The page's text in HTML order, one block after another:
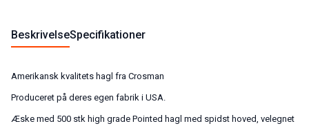
BeskrivelseSpecifikationer
Amerikansk kvalitets hagl fra Crosman
Produceret på deres egen fabrik i USA.
Æske med 500 stk high grade Pointed hagl med spidst hoved, velegnet